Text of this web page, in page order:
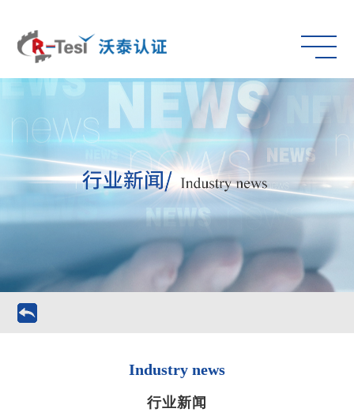
Industry news
行业新闻